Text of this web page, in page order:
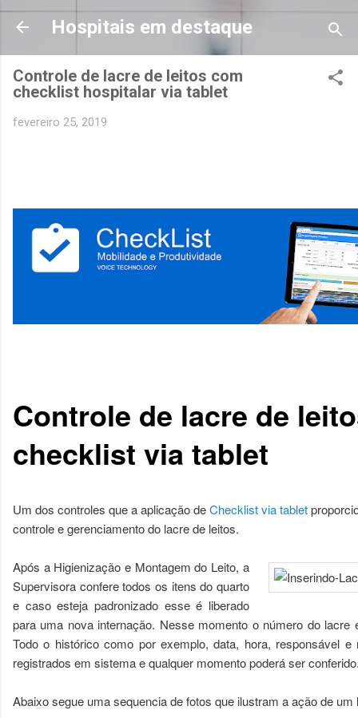
Pular para o conteúdo principal
Hospitais em destaque
Controle de lacre de leitos com
checklist hospitalar via tablet
fevereiro 25, 2019
Controle de lacre de
checklist via tablet
Um dos controles que a aplicação deChecklist via tablet
controle e gerenciamento do lacre de leitos.
Após a Higienização e Montagem do Leito, a
Supervisora confere todos os itens do quarto
e caso esteja padronizado esse é liberado
para uma nova internação. Nesse momento o número do lacre
Todo o histórico como por exemplo, data, hora, responsável
registrados em sistema e qualquer momento poderá ser
Abaixo segue uma sequencia de fotos que ilustram a ação de um